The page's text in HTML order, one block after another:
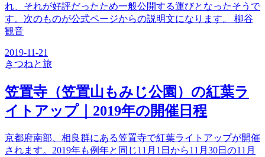
れ、それが好評だったため一般公開する運びとなったそうで
す。次のものが公式ページからの説明文になります。 柳谷
観音
2019-11-21
きつねと旅
笠置寺（笠置山もみじ公園）の紅葉ラ
イトアップ｜2019年の開催日程
京都府南部、相良群にある笠置寺で紅葉ライトアップが開催
されます。2019年も例年と同じ11月1日から11月30日の11月